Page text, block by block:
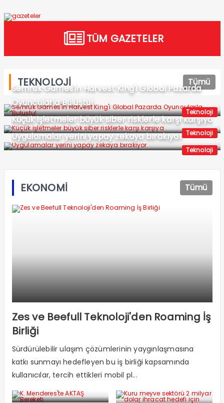
TÜM GAZETELER
TEKNOLOJİ Tümü
Teknoloji
Semruk Games'in Harvest King'i Global Pazarda
Oyuncularla Buluştu!
Teknoloji
Küçük işletmeler büyük siber risklerle karşı karşıya
Teknoloji
Uygulamalar yerini yapay zekaya bırakıyor
EKONOMİ Tümü
Zes ve Beefull Teknoloji'den Roaming İş
Birliği
Sürdürülebilir ulaşım çözümlerinin yaygınlaşmasına
katkı sunmayı hedefleyen bu iş birliği kapsamında
kullanıcılar, tercih ettikleri mobil pl...